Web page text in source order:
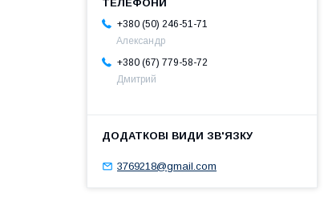
+380 (50) 246-51-71
Александр
+380 (67) 779-58-72
Дмитрий
3769218@gmail.com